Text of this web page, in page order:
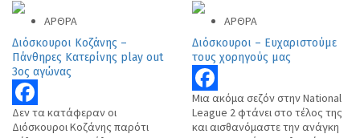
ΑΡΘΡΑ
Διόσκουροι Κοζάνης –
Πάνθηρες Κατερίνης play out
3ος αγώνας
Facebook
Δεν τα κατάφεραν οι
Διόσκουροι Κοζάνης παρότι
ΑΡΘΡΑ
Διόσκουροι – Ευχαριστούμε
τους χορηγούς μας
Facebook
Μια ακόμα σεζόν στην National
League 2 φτάνει στο τέλος της
και αισθανόμαστε την ανάγκη